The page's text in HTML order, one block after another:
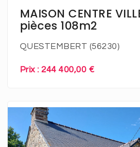
MAISON CENTRE
pièces 108m2
QUESTEMBERT (56230)
Prix : 244 400,00 €